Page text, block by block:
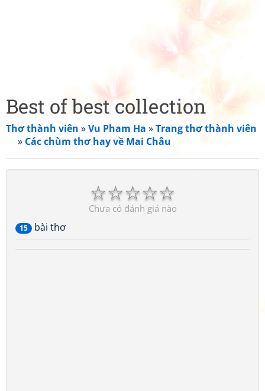
Best of best collection
Thơ thành viên »Vu Pham Ha »Trang thơ thành viên
» Các chùm thơ hay về Mai Châu
☆
☆
☆
☆
☆
Chưa có đánh giá nào
15 bài thơ